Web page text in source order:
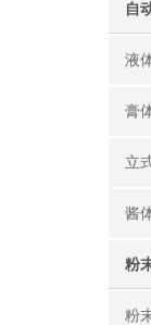
自
液
膏
立
酱
粉
粉